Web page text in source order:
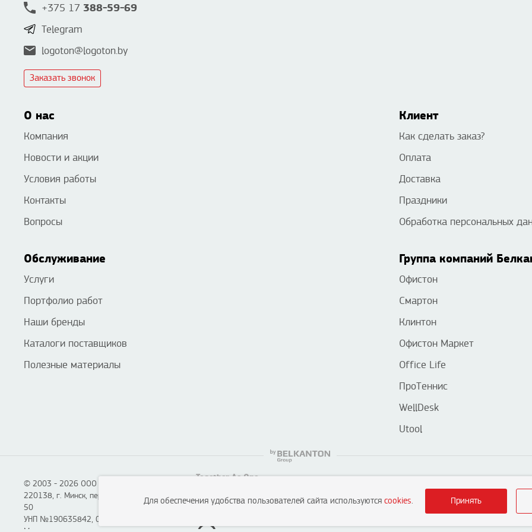
+375 17 388-59-69
Telegram
logoton@logoton.by
Заказать звонок
О нас
Компания
Новости и акции
Условия работы
Контакты
Вопросы
Клиент
Как сделать заказ?
Оплата
Доставка
Праздники
Обработка персональных
Обслуживание
Услуги
Портфолио работ
Наши бренды
Каталоги поставщиков
Полезные материалы
Группа компаний
Офистон
Смартон
Клинтон
Офистон Маркет
Office Life
ПроТеннис
WellDesk
Utool
© 2003 - 2026 ООО «Смартон», Логотон™
220138, г. Минск, пер. Липковский, д. 22, каб.
50
УНП №190635842, 04.07.2005,
Together As One
Для обеспечения удобства пользователей сайта используются cookies. Принять